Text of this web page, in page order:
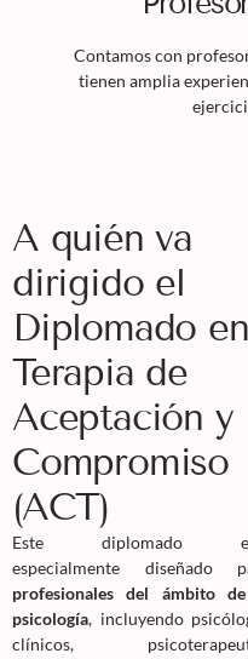
Contamos con
tienen amplia
A quién va
dirigido el
Diplomado en
Terapia de
Aceptación y
Compromiso
(ACT)
Este diplomado
especialmente diseñado
profesionales del ámbito
psicología, incluyendo
clínicos,